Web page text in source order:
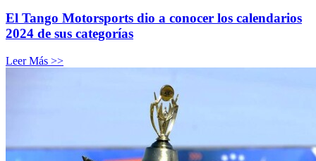
El Tango Motorsports dio a conocer los calendarios
2024 de sus categorías
Leer Más >>